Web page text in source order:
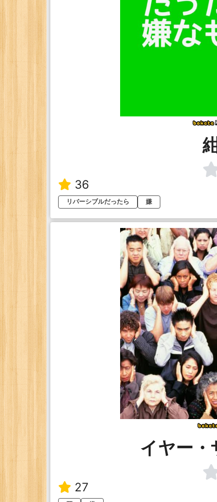
36
リバーシブルだったら 嫌
イヤー
27